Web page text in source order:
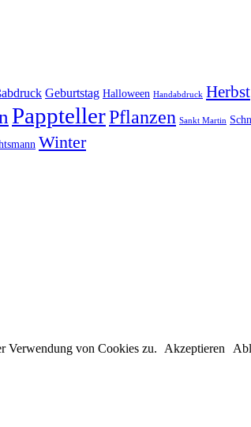
Geburtstag Halloween Handabdruck Herbst
PapptellerPflanzen Sankt Martin
Winter
Verwendung von Cookies zu.
Akzeptieren